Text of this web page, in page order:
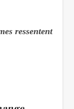
ressentent